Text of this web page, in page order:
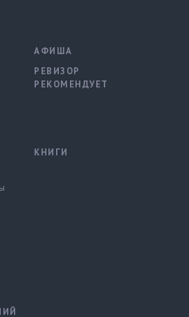
АФИША
РЕВИЗОР
РЕКОМЕНДУЕТ
КНИГИ